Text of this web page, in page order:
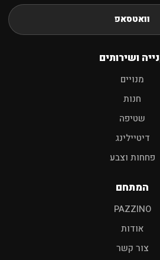
חיפוש
וואטסאפ
ושירותים
מנויים
חנות
שטיפה
דיטיילינג
פחחות וצבע
המתחם
PAZZINO
אודות
צור קשר